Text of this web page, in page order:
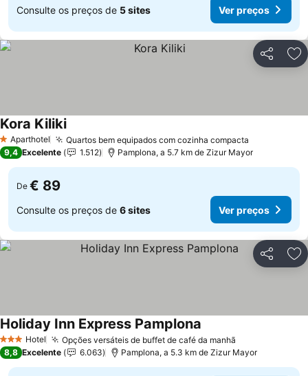
Consulte os preços de 5 sites Ver preços
Partilhar
1 Estrelas
Aparthotel Quartos bem equipados com cozinha compacta
Kora KilikiVer preços
9,4 Excelente 1.512 Pamplona, a 5.7 km de Zizur Mayor
De € 89
Consulte os preços de 6 sites Ver preços
Partilhar
3 EstrelasHotel Opções versáteis de buffet de café da manhã
Holiday Inn Express Pamplona
8,8 Excelente 6.063 Pamplona, a 5.3 km de Zizur Mayor